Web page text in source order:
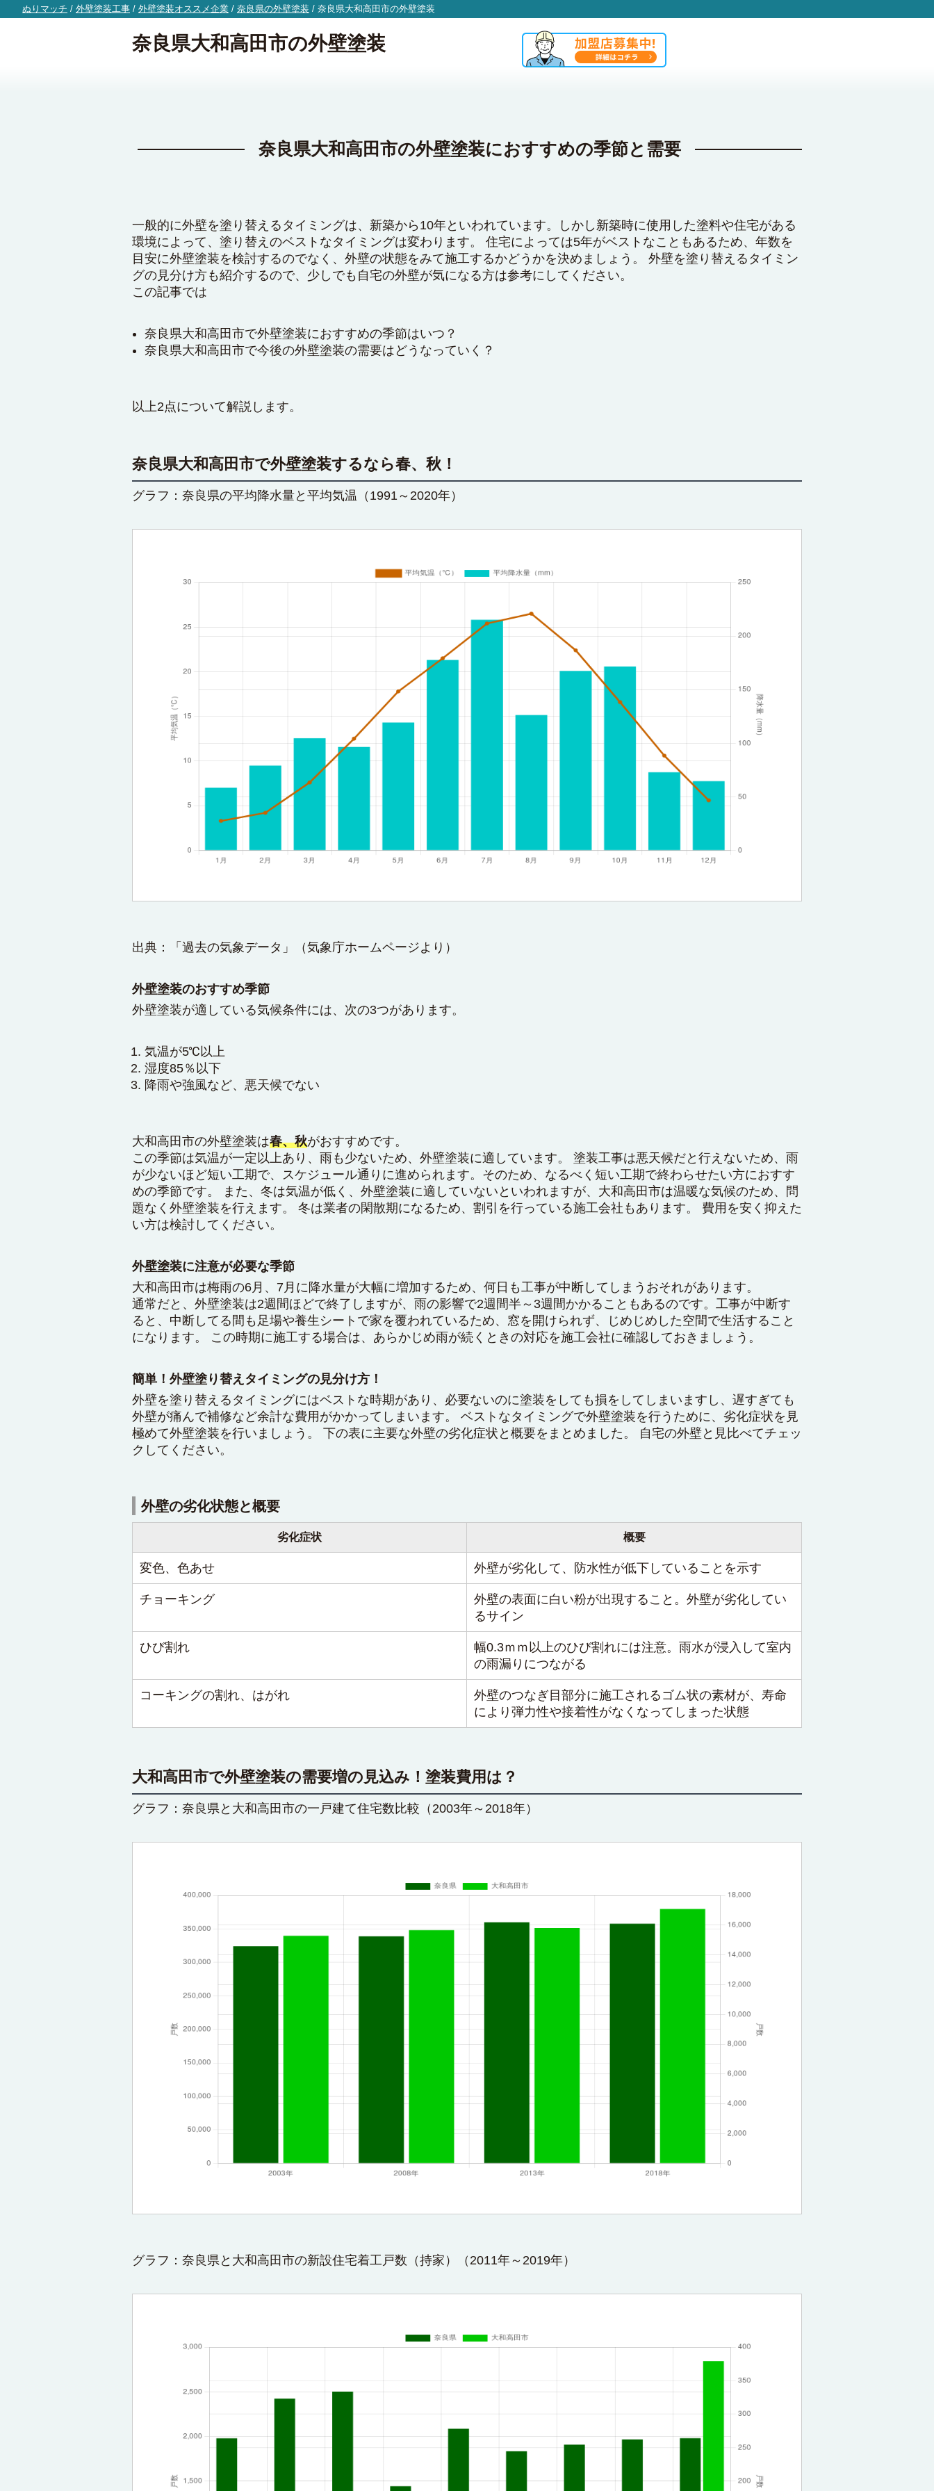
ぬりマッチ / 外壁塗装工事 / 外壁塗装オススメ企業 / 奈良県の外壁塗装 / 奈良県大和高田市の外壁塗装
奈良県大和高田市の外壁塗装
奈良県大和高田市の外壁塗装におすすめの季節と需要
一般的に外壁を塗り替えるタイミングは、新築から10年といわれています。しかし新築時に使用した塗料や住宅がある
環境によって、塗り替えのベストなタイミングは変わります。 住宅によっては5年がベストなこともあるため、年数を
目安に外壁塗装を検討するのでなく、外壁の状態をみて施工するかどうかを決めましょう。 外壁を塗り替えるタイミン
グの見分け方も紹介するので、少しでも自宅の外壁が気になる方は参考にしてください。
この記事では
奈良県大和高田市で外壁塗装におすすめの季節はいつ？
奈良県大和高田市で今後の外壁塗装の需要はどうなっていく？
以上2点について解説します。
奈良県大和高田市で外壁塗装するなら春、秋！
グラフ：奈良県の平均降水量と平均気温（1991～2020年）
出典：「過去の気象データ」（気象庁ホームページより）
外壁塗装のおすすめ季節
外壁塗装が適している気候条件には、次の3つがあります。
気温が5℃以上
湿度85％以下
降雨や強風など、悪天候でない
大和高田市の外壁塗装は春、秋がおすすめです。
この季節は気温が一定以上あり、雨も少ないため、外壁塗装に適しています。 塗装工事は悪天候だと行えないため、雨
が少ないほど短い工期で、スケジュール通りに進められます。そのため、なるべく短い工期で終わらせたい方におすす
めの季節です。 また、冬は気温が低く、外壁塗装に適していないといわれますが、大和高田市は温暖な気候のため、問
題なく外壁塗装を行えます。 冬は業者の閑散期になるため、割引を行っている施工会社もあります。 費用を安く抑えた
い方は検討してください。
外壁塗装に注意が必要な季節
大和高田市は梅雨の6月、7月に降水量が大幅に増加するため、何日も工事が中断してしまうおそれがあります。
通常だと、外壁塗装は2週間ほどで終了しますが、雨の影響で2週間半～3週間かかることもあるのです。工事が中断す
ると、中断してる間も足場や養生シートで家を覆われているため、窓を開けられず、じめじめした空間で生活すること
になります。 この時期に施工する場合は、あらかじめ雨が続くときの対応を施工会社に確認しておきましょう。
簡単！外壁塗り替えタイミングの見分け方！
外壁を塗り替えるタイミングにはベストな時期があり、必要ないのに塗装をしても損をしてしまいますし、遅すぎても
外壁が痛んで補修など余計な費用がかかってしまいます。 ベストなタイミングで外壁塗装を行うために、劣化症状を見
極めて外壁塗装を行いましょう。 下の表に主要な外壁の劣化症状と概要をまとめました。 自宅の外壁と見比べてチェッ
クしてください。
外壁の劣化状態と概要
劣化症状 概要
変色、色あせ 外壁が劣化して、防水性が低下していることを示す
チョーキング
外壁の表面に白い粉が出現すること。外壁が劣化してい
るサイン
ひび割れ
幅0.3ｍｍ以上のひび割れには注意。雨水が浸入して室内
の雨漏りにつながる
コーキングの割れ、はがれ
外壁のつなぎ目部分に施工されるゴム状の素材が、寿命
により弾力性や接着性がなくなってしまった状態
大和高田市で外壁塗装の需要増の見込み！塗装費用は？
グラフ：奈良県と大和高田市の一戸建て住宅数比較（2003年～2018年）
グラフ：奈良県と大和高田市の新設住宅着工戸数（持家）（2011年～2019年）